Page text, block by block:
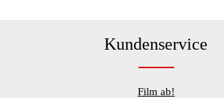
Kundenservice
Film ab!